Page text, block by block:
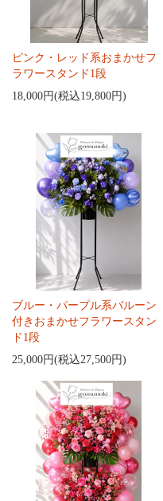
ピンク・レッド系おまかせフ
ラワースタンド1段
18,000円(税込19,800円)
ブルー・パープル系バルーン
付きおまかせフラワースタン
ド1段
25,000円(税込27,500円)